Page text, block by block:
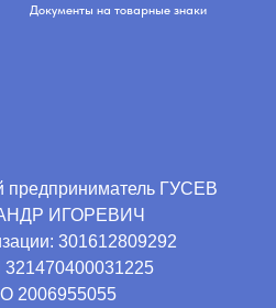
Документы на товарные знаки
предприниматель ГУСЕВ
ИГОРЕВИЧ
301612809292
321470400031225
2006955055